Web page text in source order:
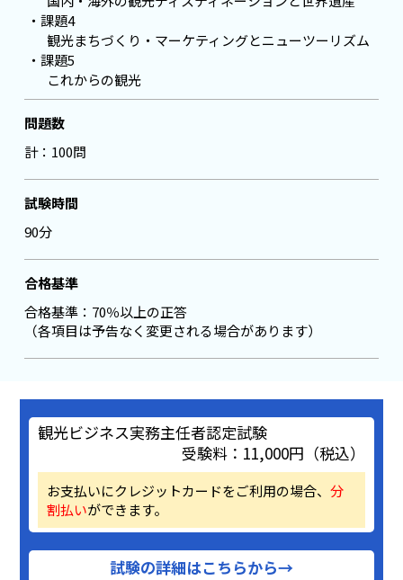
課題4
観光まちづくり・マーケティングとニューツーリズム
課題5
これからの観光
問題数
計：100問
試験時間
90分
合格基準
合格基準：70％以上の正答
（各項目は予告なく変更される場合があります）
観光ビジネス実務主任者認定試験
受験料：11,000円（税込）
お支払いにクレジットカードをご利用の場合、分
割払いができます。
試験の詳細はこちらから→